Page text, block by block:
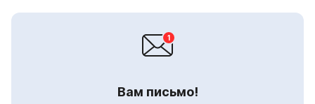
Вам письмо!